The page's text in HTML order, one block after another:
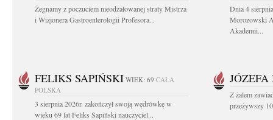
Żegnamy z poczuciem nieodżałowanej straty Mistrza
i Wizjonera Gastroenterologii Profesora...
Dnia 4
Morozowski
Akademii...
FELIKS SAPIŃSKI WIEK: 69 CAŁA
POLSKA
3 sierpnia 2026r. zakończył swoją wędrówkę w
wieku 69 lat Feliks Sapiński nauczyciel...
Z żalem
przeżywszy